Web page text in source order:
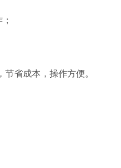
省成本，操作方便。